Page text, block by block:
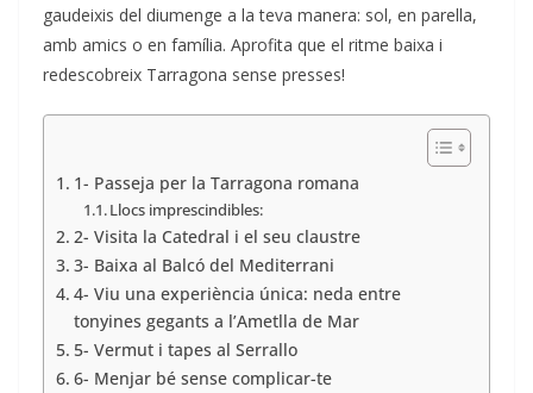
gaudeixis del diumenge a la teva manera: sol, en parella,
amb amics o en família. Aprofita que el ritme baixa i
redescobreix Tarragona sense presses!
1- Passeja per la Tarragona romana
Llocs imprescindibles:
2- Visita la Catedral i el seu claustre
3- Baixa al Balcó del Mediterrani
4- Viu una experiència única: neda entre
tonyines gegants a l’Ametlla de Mar
5- Vermut i tapes al Serrallo
6- Menjar bé sense complicar-te